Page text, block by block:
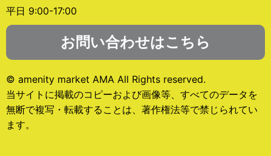
平日 9:00-17:00
お問い合わせはこちら
© amenity market AMA All Rights reserved.
当サイトに掲載のコピーおよび画像等、すべてのデータを
無断で複写・転載することは、著作権法等で禁じられてい
ます。